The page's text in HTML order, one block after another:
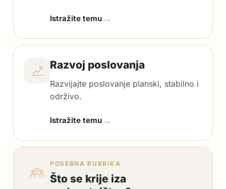
Istražite temu →
Razvoj poslovanja
Razvijajte poslovanje planski, stabilno i
održivo.
Istražite temu →
POSEBNA RUBRIKA
Što se krije iza